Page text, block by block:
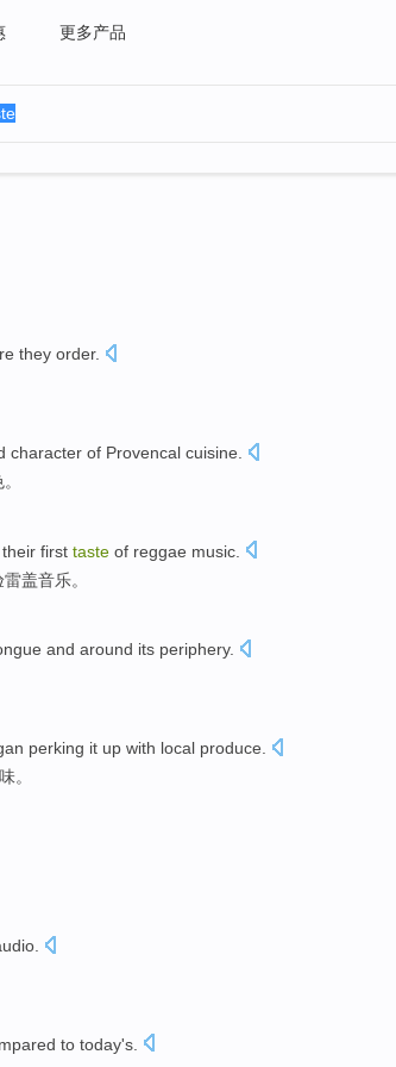
更多产品
they order.
character of Provencal cuisine
。
first taste of reggae music
雷盖音乐。
and around its periphery.
perking it up with local produce.
。
to today's.